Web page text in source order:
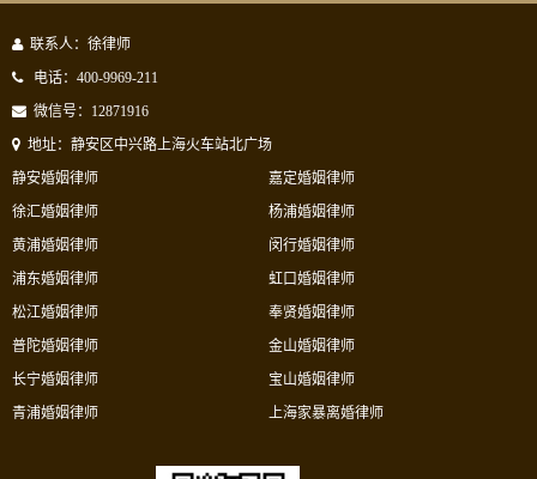
联系人：徐律师
电话：400-9969-211
微信号：12871916
地址：静安区中兴路上海火车站北广场
静安婚姻律师
徐汇婚姻律师
黄浦婚姻律师
浦东婚姻律师
嘉定婚姻律师
杨浦婚姻律师
闵行婚姻律师
虹口婚姻律师
松江婚姻律师
普陀婚姻律师
长宁婚姻律师
青浦婚姻律师
奉贤婚姻律师
金山婚姻律师
宝山婚姻律师
上海家暴离婚律师